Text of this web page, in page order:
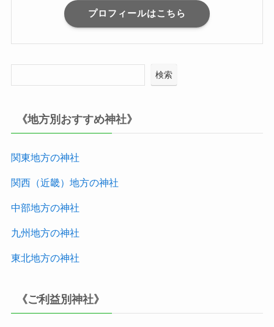
プロフィールはこちら
検索
《地方別おすすめ神社》
関東地方の神社
関西（近畿）地方の神社
中部地方の神社
九州地方の神社
東北地方の神社
《ご利益別神社》